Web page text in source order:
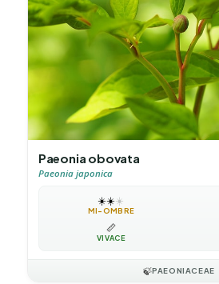
Paeonia obovata
Paeonia japonica
☀️☀️☀️
MI-OMBRE
📏
VIVACE
🍃PAEONIACEAE